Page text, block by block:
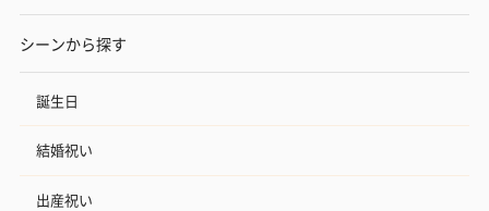
シーンから探す
誕生日
結婚祝い
出産祝い